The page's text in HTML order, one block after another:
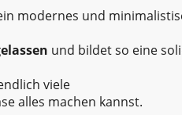
modernes und
und bildet so eine
viele
alles machen kannst.